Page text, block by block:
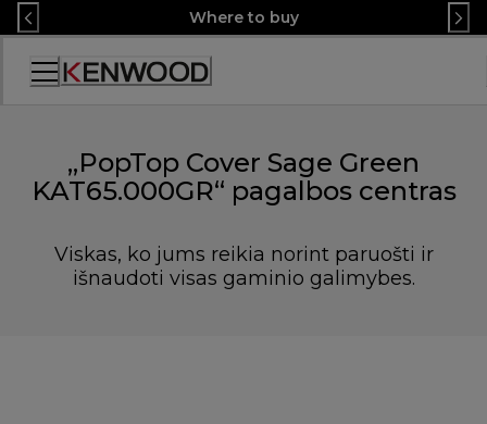
Skip
to
Content
Where to buy
Accessibility
„PopTop Cover Sage Green
KAT65.000GR“ pagalbos centras
Viskas, ko jums reikia norint paruošti ir
išnaudoti visas gaminio galimybes.